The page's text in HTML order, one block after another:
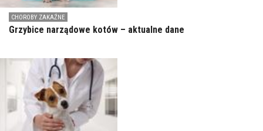
CHOROBY ZAKAŹNE
Grzybice narządowe kotów – aktualne dane